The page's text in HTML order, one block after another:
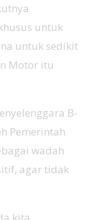
untuk
untuk sedikit
Motor itu
B-
Pemerintah
wadah
agar tidak
kita